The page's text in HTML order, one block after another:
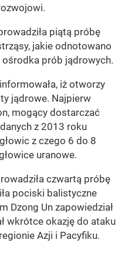
piątą próbę
jakie odnotowano
prób jądrowych.
iż otworzy
jądrowe. Najpierw
mogący dostarczać
z 2013 roku
z czego 6 do 8
uranowe.
czwartą próbę
pociski balistyczne
Dzong Un zapowiedział
wkrótce okazję do ataku
Azji i Pacyfiku.